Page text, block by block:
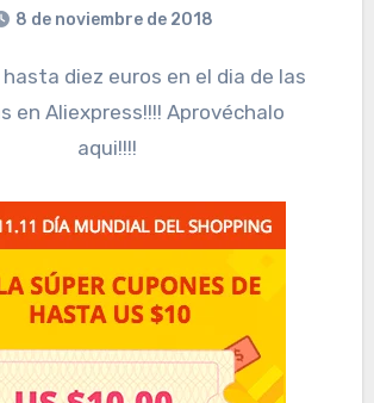
8 de noviembre de 2018
en Aliexpress!!!! Aprovéchalo
aqui!!!!